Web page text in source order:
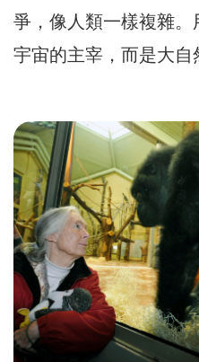
爭，像人類一樣複雜
宇宙的主宰，而是大自